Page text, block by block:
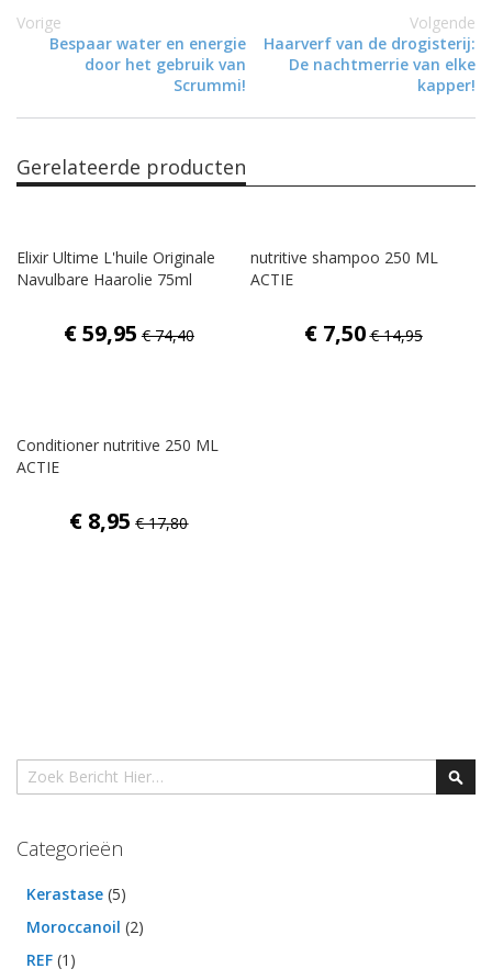
Vorige
Bespaar water en energie
door het gebruik van
Scrummi!
Volgende
Haarverf van de drogisterij:
De nachtmerrie van elke
kapper!
Gerelateerde producten
Elixir Ultime L'huile Originale
Navulbare Haarolie 75ml
€ 59,95 € 74,40
nutritive shampoo 250 ML
ACTIE
€ 7,50 € 14,95
Conditioner nutritive 250 ML
ACTIE
€ 8,95 € 17,80
Zoek
Categorieën
Kerastase (5)
Moroccanoil (2)
REF (1)